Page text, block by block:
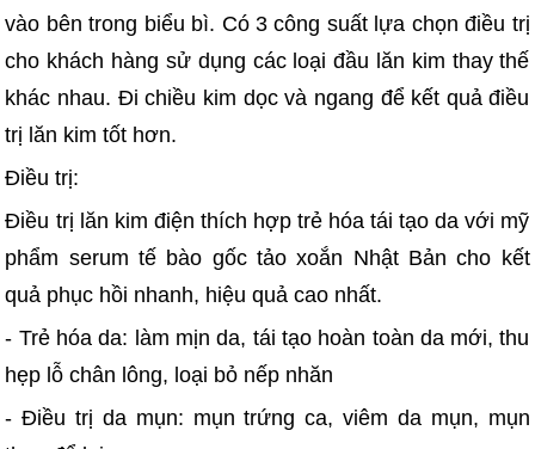
vào bên trong biểu bì. Có 3 công suất lựa chọn điều trị
cho khách hàng sử dụng các loại đầu lăn kim thay thế
khác nhau. Đi chiều kim dọc và ngang để kết quả điều
trị lăn kim tốt hơn.
Điều trị:
Điều trị lăn kim điện thích hợp trẻ hóa tái tạo da với mỹ
phẩm serum tế bào gốc tảo xoắn Nhật Bản cho kết
quả phục hồi nhanh, hiệu quả cao nhất.
- Trẻ hóa da: làm mịn da, tái tạo hoàn toàn da mới, thu
hẹp lỗ chân lông, loại bỏ nếp nhăn
- Điều trị da mụn: mụn trứng ca, viêm da mụn, mụn